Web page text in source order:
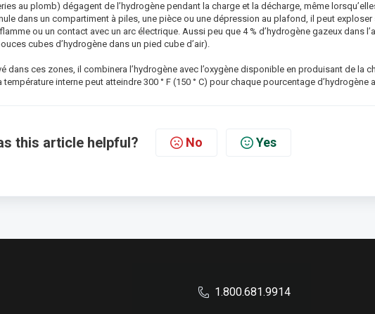
au plomb) dégagent de l’hydrogène pendant la charge et la décharge, même
dans un compartiment à piles, une pièce ou une dépression au plafond, il peut exploser
ou un contact avec un arc électrique. Aussi peu que 4 % d’hydrogène gazeux dans
cubes d’hydrogène dans un pied cube d’air).
dans ces zones, il combinera l’hydrogène avec l’oxygène disponible en produisant de la
température interne peut atteindre 300 ° F (150 ° C) pour chaque pourcentage d’hydrogène
this article helpful? No Yes
1.800.681.9914